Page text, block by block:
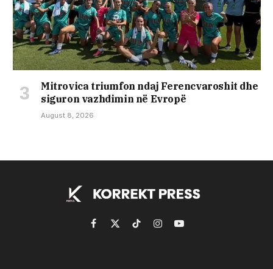
Mitrovica triumfon ndaj Ferencvaroshit dhe
siguron vazhdimin në Evropë
August 8, 2026
Facebook
X
TikTokInstagramYouTube